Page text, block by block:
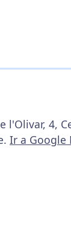
l'Olivar, 4,
Ir a Google